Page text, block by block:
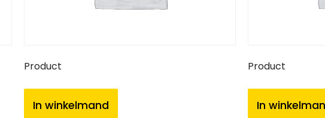
Product
In winkelmand
Product
In